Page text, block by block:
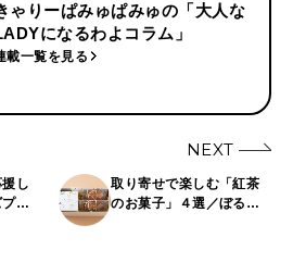
ゃりーぱみゅぱみゅの「大人な
になるわよコラム」
載一覧を見る
し
ロ
NEXT
取り寄せで楽しむ「紅茶
のお菓子」４選／ぼる